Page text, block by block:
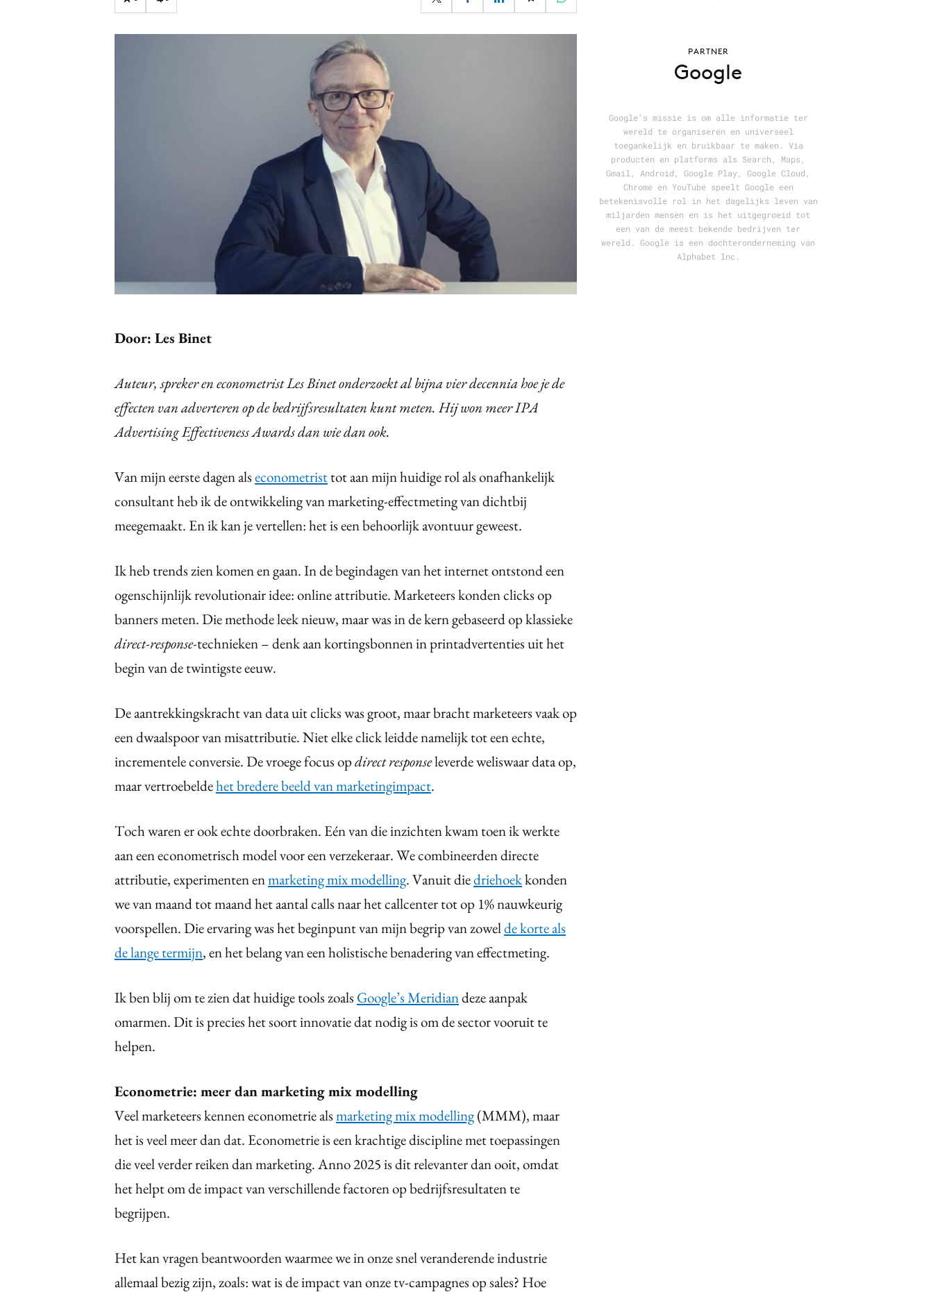
Influencer marketing
Interne communicatie
Door: Les Binet
Auteur, spreker en econometrist Les Binet onderzoekt al bijna vier decennia hoe je de
effecten van adverteren op de bedrijfsresultaten kunt meten. Hij won meer IPA
Advertising Effectiveness Awards dan wie dan ook.
Van mijn eerste dagen alseconometristtot aan mijn huidige rol als onafhankelijk
consultant heb ik de ontwikkeling van marketing-effectmeting van dichtbij
meegemaakt. En ik kan je vertellen: het is een behoorlijk avontuur geweest.
Ik heb trends zien komen en gaan. In de begindagen van het internet ontstond een
ogenschijnlijk revolutionair idee: online attributie. Marketeers konden clicks op
banners meten. Die methode leek nieuw, maar was in de kern gebaseerd op klassieke
direct-response-technieken – denk aan kortingsbonnen in printadvertenties uit het
begin van de twintigste eeuw.
De aantrekkingskracht van data uit clicks was groot, maar bracht marketeers vaak op
een dwaalspoor van misattributie. Niet elke click leidde namelijk tot een echte,
incrementele conversie. De vroege focus opdirect responseleverde weliswaar data op,
maar vertroebeldehet bredere beeld van marketingimpact.
Toch waren er ook echte doorbraken. Eén van die inzichten kwam toen ik werkte
aan een econometrisch model voor een verzekeraar. We combineerden directe
attributie, experimenten enmarketing mix modelling. Vanuit diedriehoekkonden
we van maand tot maand het aantal calls naar het callcenter tot op 1% nauwkeurig
voorspellen. Die ervaring was het beginpunt van mijn begrip van zowelde korte als
de lange termijn, en het belang van een holistische benadering van effectmeting.
Ik ben blij om te zien dat huidige tools zoals Google’s Meridiandeze aanpak
omarmen. Dit is precies het soort innovatie dat nodig is om de sector vooruit te
helpen.
Econometrie: meer dan marketing mix modelling
Veel marketeers kennen econometrie alsmarketing mix modelling(MMM), maar
het is veel meer dan dat. Econometrie is een krachtige discipline met toepassingen
die veel verder reiken dan marketing. Anno 2025 is dit relevanter dan ooit, omdat
het helpt om de impact van verschillende factoren op bedrijfsresultaten te
begrijpen.
Het kan vragen beantwoorden waarmee we in onze snel veranderende industrie
allemaal bezig zijn, zoals: wat is de impact van onze tv-campagnes op sales? Hoe
PARTNER
Google
Google’s missie is om alle informatie ter
wereld te organiseren en universeel
toegankelijk en bruikbaar te maken. Via
producten en platforms als Search, Maps,
Gmail, Android, Google Play, Google Cloud,
Chrome en YouTube speelt Google een
betekenisvolle rol in het dagelijks leven van
miljarden mensen en is het uitgegroeid tot
een van de meest bekende bedrijven ter
wereld. Google is een dochteronderneming van
Alphabet Inc.